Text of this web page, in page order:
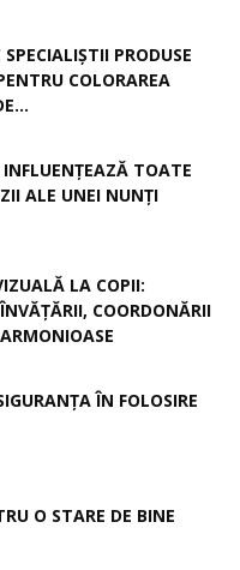
SPECIALIȘTII PRODUSE
COLORAREA
INFLUENȚEAZĂ TOATE
ALE UNEI NUNȚI
LA COPII:
COORDONĂRII
ÎN FOLOSIRE
O STARE DE BINE